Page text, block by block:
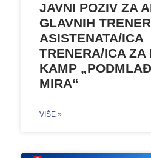
JAVNI POZIV ZA
GLAVNIH
ASISTENATA/ICA
TRENERA/ICA ZA
KAMP
MIRA“
VIŠE »